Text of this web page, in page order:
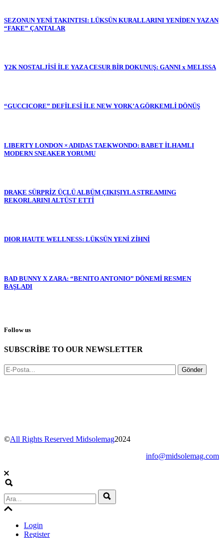
SEZONUN YENİ TAKINTISI: LÜKSÜN KURALLARINI YENİDEN YAZAN
“FAKE” ÇANTALAR
Y2K NOSTALJİSİ İLE YAZA CESUR BİR DOKUNUŞ: GANNI x MELISSA
“GUCCICORE” DEFİLESİ İLE NEW YORK’A GÖRKEMLİ DÖNÜŞ
LIBERTY LONDON × ADIDAS TAEKWONDO: BABET İLHAMLI
MODERN SNEAKER YORUMU
DRAKE SÜRPRİZ ÜÇLÜ ALBÜM ÇIKIŞIYLA STREAMING
REKORLARINI ALTÜST ETTİ
DIOR HAUTE WELLNESS: LÜKSÜN YENİ ZİHNİ
BAD BUNNY X ZARA: “BENITO ANTONIO” DÖNEMİ RESMEN
BAŞLADI
Follow us
SUBSCRİBE TO OUR NEWSLETTER
Gönder
©All Rights Reserved Midsolemag2024
info@midsolemag.com
Login
Register